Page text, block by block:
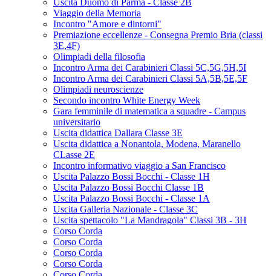
Uscita Duomo di Parma - Classe 2B
Viaggio della Memoria
Incontro "Amore e dintorni"
Premiazione eccellenze - Consegna Premio Bria (classi
3E,4F)
Olimpiadi della filosofia
Incontro Arma dei Carabinieri Classi 5C,5G,5H,5I
Incontro Arma dei Carabinieri Classi 5A,5B,5E,5F
Olimpiadi neuroscienze
Secondo incontro White Energy Week
Gara femminile di matematica a squadre - Campus
universitario
Uscita didattica Dallara Classe 3E
Uscita didattica a Nonantola, Modena, Maranello
CLasse 2E
Incontro informativo viaggio a San Francisco
Uscita Palazzo Bossi Bocchi - Classe 1H
Uscita Palazzo Bossi Bocchi Classe 1B
Uscita Palazzo Bossi Bocchi - Classe 1A
Uscita Galleria Nazionale - Classe 3C
Uscita spettacolo "La Mandragola" Classi 3B - 3H
Corso Corda
Corso Corda
Corso Corda
Corso Corda